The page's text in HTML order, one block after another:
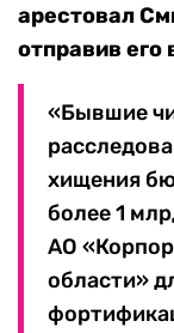
арестовал
отправив
«Бывшие
хищения
более 1
АО
области»